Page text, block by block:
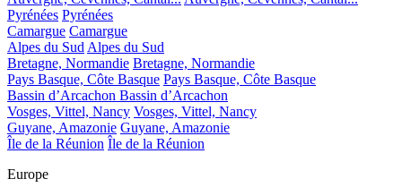
Pyrénées Pyrénées
Camargue Camargue
Alpes du SudAlpes du Sud
Bretagne, Normandie Bretagne, Normandie
Pays Basque, Côte Basque Pays Basque, Côte Basque
Bassin d’Arcachon Bassin d’Arcachon
Vosges, Vittel, Nancy Vosges, Vittel, Nancy
Guyane, Amazonie Guyane, Amazonie
Île de la Réunion Île de la Réunion
Europe